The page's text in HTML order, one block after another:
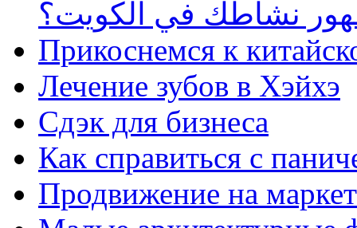
نشاطك في الكويت؟
Прикоснемся к
Лечение зубов в Хэйхэ
Сдэк для бизнеса
Как справиться с
Продвижение на